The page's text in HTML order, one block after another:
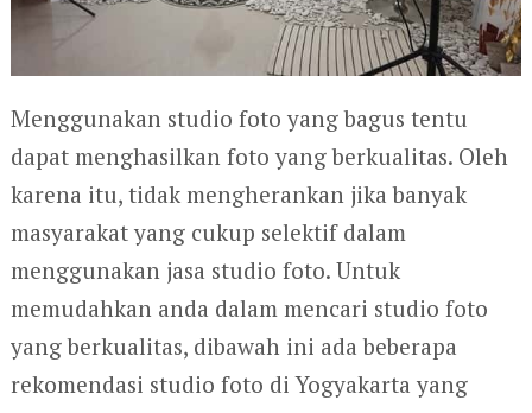
Menggunakan studio foto yang bagus tentu
dapat menghasilkan foto yang berkualitas. Oleh
karena itu, tidak mengherankan jika banyak
masyarakat yang cukup selektif dalam
menggunakan jasa studio foto. Untuk
memudahkan anda dalam mencari studio foto
yang berkualitas, dibawah ini ada beberapa
rekomendasi studio foto di Yogyakarta yang